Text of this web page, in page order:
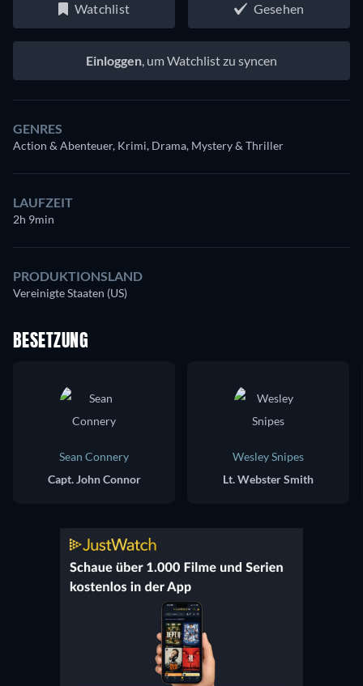
Watchlist Gesehen
Einloggen, um Watchlist zu syncen
GENRES
Action & Abenteuer, Krimi, Drama, Mystery & Thriller
LAUFZEIT
2h 9min
PRODUKTIONSLAND
Vereinigte Staaten (US)
BESETZUNG
Sean Connery
Capt. John Connor
Wesley Snipes
Lt. Webster Smith